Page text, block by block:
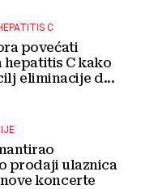
C
povećati
hepatitis C kako
eliminacije d...
prodaji ulaznica
koncerte